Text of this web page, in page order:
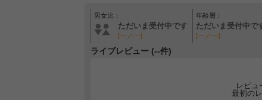
男女比：
ただいま受付中です
[---／---]
年齢層：
ただいま受付中で
[---／---]
ライブレビュー (--件)
レビュ
最初の